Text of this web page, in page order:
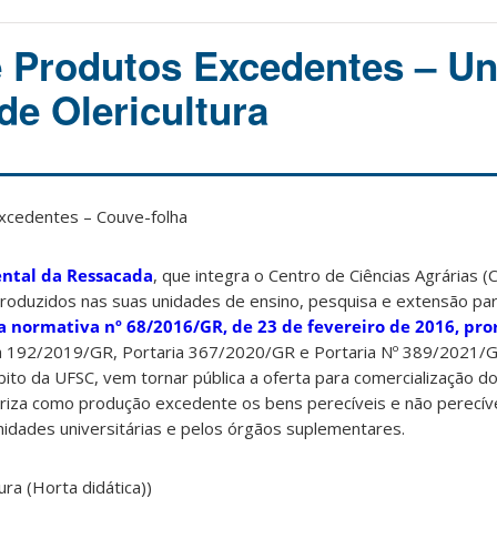
Produtos Excedentes –
Olericultura
– Couve-folha
da Ressacada, que integra o Centro de Ciências Agrárias
nas suas unidades de ensino, pesquisa e extensão
normativa nº 68/2016/GR, de 23 de fevereiro de 2016,
192/2019/GR, Portaria 367/2020/GR e Portaria Nº 389/2021/
da UFSC, vem tornar pública a oferta para comercialização
como produção excedente os bens perecíveis e não
universitárias e pelos órgãos suplementares.
(Horta didática))